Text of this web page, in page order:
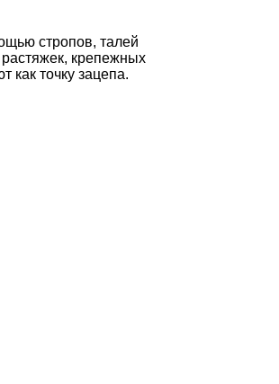
стропов, талей
крепежных
как точку зацепа.